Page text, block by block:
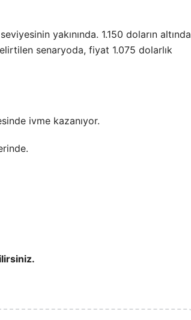
yakınında. 1.150 doların altında
senaryoda, fiyat 1.075 dolarlık
ivme kazanıyor.